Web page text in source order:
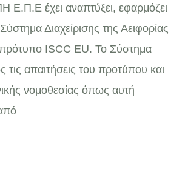
έχει αναπτύξει, εφαρμόζει
Διαχείρισης της Αειφορίας
ISCC EU. Το Σύστημα
τις απαιτήσεις του προτύπου και
νομοθεσίας όπως αυτή